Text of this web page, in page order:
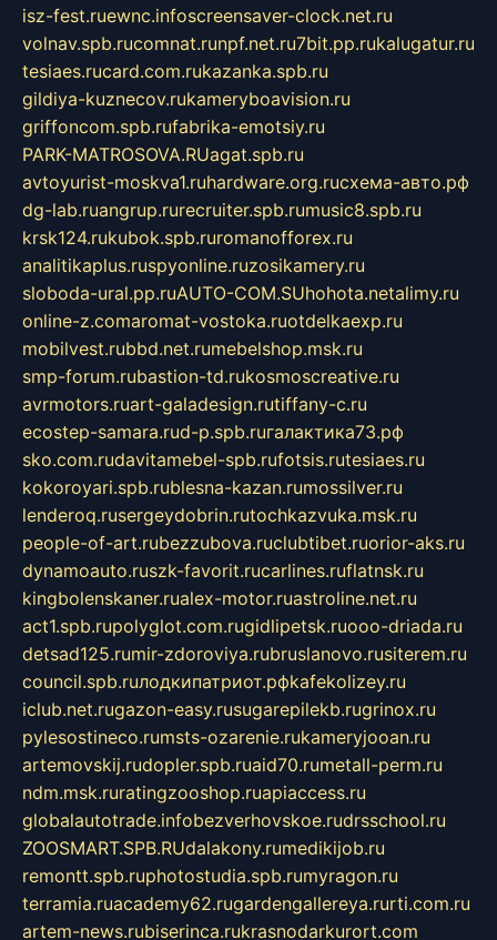
isz-fest.ruewnc.infoscreensaver-clock.net.ru
volnav.spb.rucomnat.runpf.net.ru7bit.pp.rukalugatur.ru
tesiaes.rucard.com.rukazanka.spb.ru
gildiya-kuznecov.rukameryboavision.ru
griffoncom.spb.rufabrika-emotsiy.ru
PARK-MATROSOVA.RUagat.spb.ru
avtoyurist-moskva1.ruhardware.org.ruсхема-авто.рф
dg-lab.ruangrup.rurecruiter.spb.rumusic8.spb.ru
krsk124.rukubok.spb.ruromanofforex.ru
analitikaplus.ruspyonline.ruzosikamery.ru
sloboda-ural.pp.ruAUTO-COM.SUhohota.netalimy.ru
online-z.comaromat-vostoka.ruotdelkaexp.ru
mobilvest.rubbd.net.rumebelshop.msk.ru
smp-forum.rubastion-td.rukosmoscreative.ru
avrmotors.ruart-galadesign.rutiffany-c.ru
ecostep-samara.rud-p.spb.ruгалактика73.рф
sko.com.rudavitamebel-spb.rufotsis.rutesiaes.ru
kokoroyari.spb.rublesna-kazan.rumossilver.ru
lenderoq.rusergeydobrin.rutochkazvuka.msk.ru
people-of-art.rubezzubova.ruclubtibet.ruorior-aks.ru
dynamoauto.ruszk-favorit.rucarlines.ruflatnsk.ru
kingbolenskaner.rualex-motor.ruastroline.net.ru
act1.spb.rupolyglot.com.rugidlipetsk.ruooo-driada.ru
detsad125.rumir-zdoroviya.rubruslanovo.rusiterem.ru
council.spb.ruлодкипатриот.рфkafekolizey.ru
iclub.net.rugazon-easy.rusugarepilekb.rugrinox.ru
pylesostineco.rumsts-ozarenie.rukameryjooan.ru
artemovskij.rudopler.spb.ruaid70.rumetall-perm.ru
ndm.msk.ruratingzooshop.ruapiaccess.ru
globalautotrade.infobezverhovskoe.rudrsschool.ru
ZOOSMART.SPB.RUdalakony.rumedikijob.ru
remontt.spb.ruphotostudia.spb.rumyragon.ru
terramia.ruacademy62.rugardengallereya.rurti.com.ru
artem-news.rubiserinca.rukrasnodarkurort.com